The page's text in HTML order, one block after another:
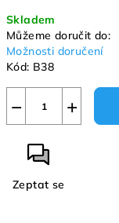
cena:
Skladem
Můžeme doručit do:
Možnosti doručení
Kód: B38
+
−
Zeptat se